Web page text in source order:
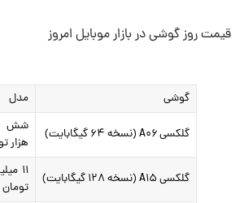
قیمت روز گوشی در بازار موبایل امروز
گوشی مدل
گلکسی A۰۶ (نسخه ۶۴ گیگابایت)
هزار
گلکسی A۱۵ (نسخه ۱۲۸ گیگابایت)
تومان